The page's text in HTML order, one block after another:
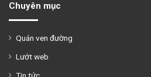
Chuyên mục
Quán ven đường
Lướt web